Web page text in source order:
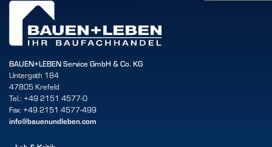
BAUEN+LEBEN Service GmbH & Co. KG
Untergath 184
47805 Krefeld
Tel.: +49 2151 4577-0
Fax: +49 2151 4577-499
info@bauenundleben.com